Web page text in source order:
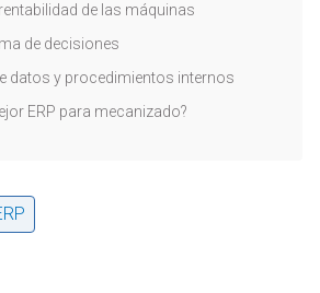
de las máquinas
de decisiones
datos y procedimientos internos
ERP para mecanizado?